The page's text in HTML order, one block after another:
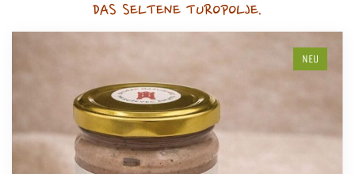
DAS SELTENE TUROPOLJE.
NEU